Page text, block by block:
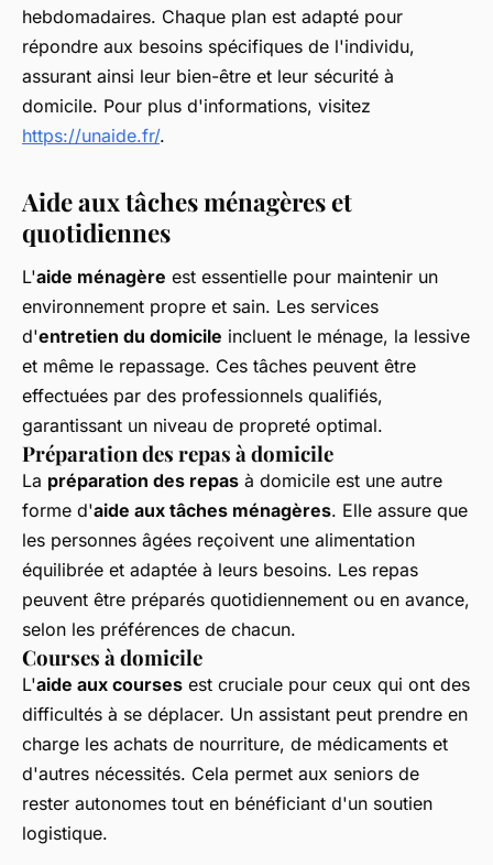
hebdomadaires. Chaque plan est adapté pour
répondre aux besoins spécifiques de l'individu,
assurant ainsi leur bien-être et leur sécurité à
domicile. Pour plus d'informations, visitez
https://unaide.fr/.
Aide aux tâches ménagères et
quotidiennes
L'aide ménagère est essentielle pour maintenir un
environnement propre et sain. Les services
d'entretien du domicile incluent le ménage, la lessive
et même le repassage. Ces tâches peuvent être
effectuées par des professionnels qualifiés,
garantissant un niveau de propreté optimal.
Préparation des repas à domicile
La préparation des repas à domicile est une autre
forme d'aide aux tâches ménagères. Elle assure que
les personnes âgées reçoivent une alimentation
équilibrée et adaptée à leurs besoins. Les repas
peuvent être préparés quotidiennement ou en avance,
selon les préférences de chacun.
Courses à domicile
L'aide aux courses est cruciale pour ceux qui ont des
difficultés à se déplacer. Un assistant peut prendre en
charge les achats de nourriture, de médicaments et
d'autres nécessités. Cela permet aux seniors de
rester autonomes tout en bénéficiant d'un soutien
logistique.